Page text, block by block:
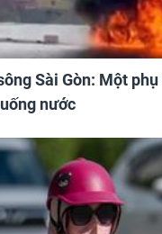
Sài Gòn: Một
nước